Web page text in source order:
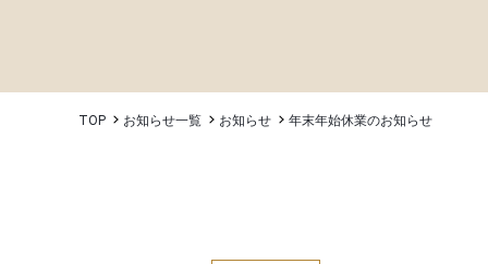
TOP お知らせ一覧 お知らせ 年末年始休業のお知らせ